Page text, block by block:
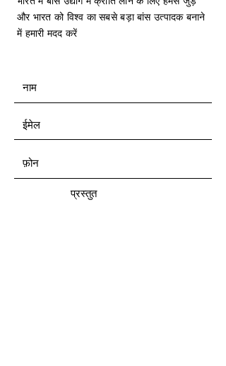
और भारत को विश्व का सबसे बड़ा बांस उत्पादक बनाने
में हमारी मदद करें
प्रस्तुत